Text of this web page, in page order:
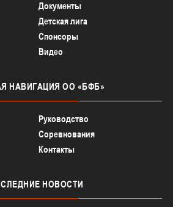
Документы
Детская лига
Спонсоры
Видео
НАВИГАЦИЯ ОО «БФБ»
Руководство
Соревнования
Контакты
НОВОСТИ